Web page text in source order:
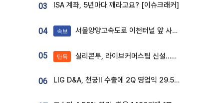
03 ISA 계좌, 5년마다 깨라고요? [이슈크래커]
04 속보 서울양양고속도로 이천터널 앞 사고 발생
05 단독 실리콘투, 라이브커머스팀 신설…K뷰티 ‘글로벌 판매망’ 확대[K뷰티 라방戰]
06 LIG D&A, 천궁Ⅱ 수출에 2Q 영업익 29.5%↑…수주잔고 24.6조 [종합]